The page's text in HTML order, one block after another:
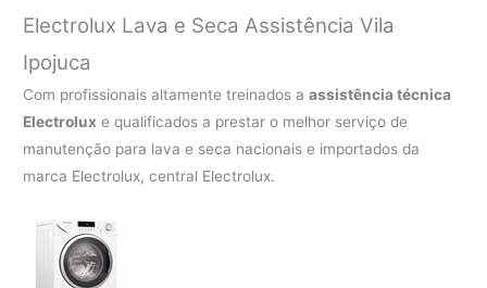
Electrolux Lava e Seca Assistência Vila
Ipojuca
Com profissionais altamente treinados aassistência técnica
Electrolux e qualificados a prestar o melhor serviço de
manutenção para lava e seca nacionais e importados da
marca Electrolux, central Electrolux.